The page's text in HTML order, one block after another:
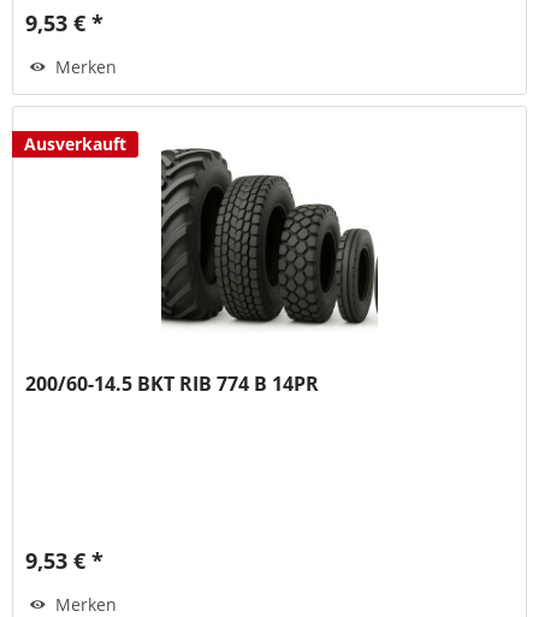
9,53 € *
Merken
Ausverkauft
200/60-14.5 BKT RIB 774 B 14PR
9,53 € *
Merken